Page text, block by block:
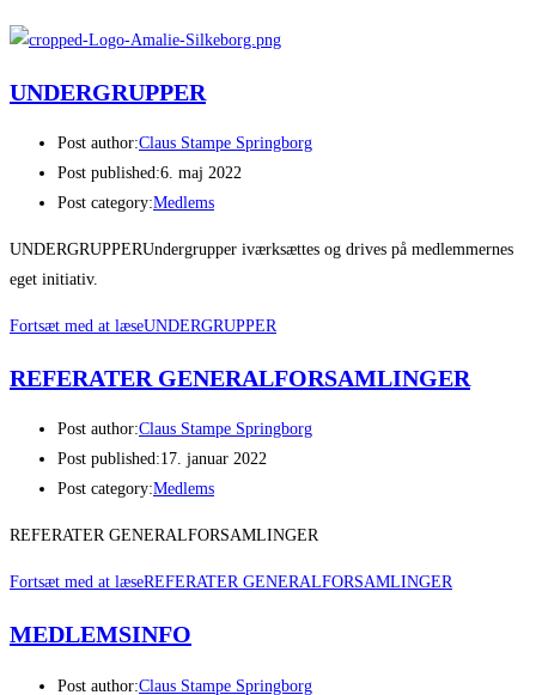
UNDERGRUPPER
Post author:Claus Stampe Springborg
Post published:6. maj 2022
Post category:Medlems
UNDERGRUPPERUndergrupper iværksættes og drives på medlemmernes
eget initiativ.
Fortsæt med at læseUNDERGRUPPER
REFERATER GENERALFORSAMLINGER
Post author:Claus Stampe Springborg
Post published:17. januar 2022
Post category:Medlems
REFERATER GENERALFORSAMLINGER
Fortsæt med at læseREFERATER GENERALFORSAMLINGER
MEDLEMSINFO
Post author:Claus Stampe Springborg